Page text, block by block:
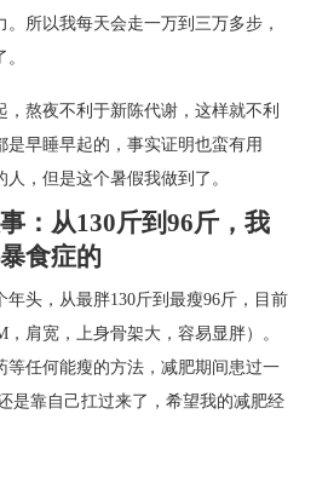
所以我每天会走一万到三万多步，
熬夜不利于新陈代谢，这样就不利
是早睡早起的，事实证明也蛮有用
，但是这个暑假我做到了。
：从130斤到96斤，我
食症的
年头，从最胖130斤到最瘦96斤，目前
肩宽，上身骨架大，容易显胖）。
等任何能瘦的方法，减肥期间患过一
是靠自己扛过来了，希望我的减肥经